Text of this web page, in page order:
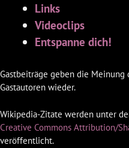
Links
Videoclips
Entspanne dich!
Gastbeiträge geben die Meinung
Gastautoren wieder.
Wikipedia-Zitate werden unter
Creative Commons Attribution/
veröffentlicht.